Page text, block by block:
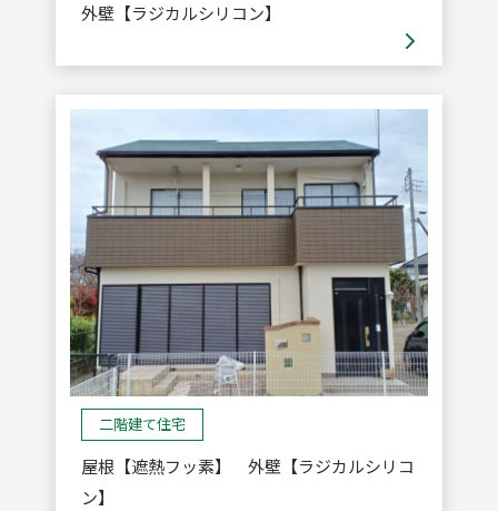
外壁【ラジカルシリコン】
二階建て住宅
屋根【遮熱フッ素】 外壁【ラジカルシリコ
ン】